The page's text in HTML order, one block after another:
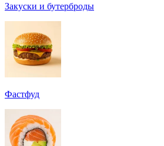
Закуски и бутерброды
Фастфуд